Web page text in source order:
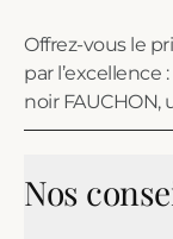
Offrez-vous le
par
noir FAUCHON,
Nos